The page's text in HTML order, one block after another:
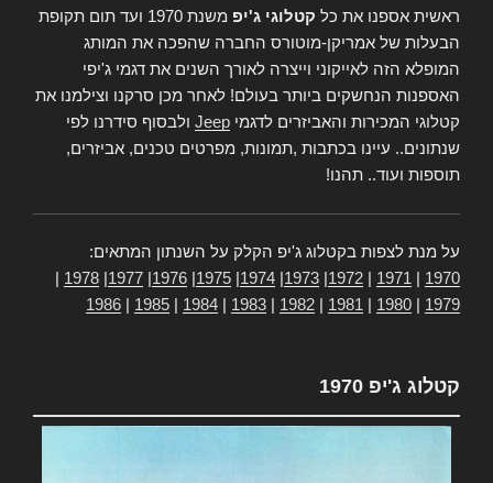
ראשית אספנו את כל קטלוגי ג'יפ
משנת 1970 ועד תום תקופת
הבעלות של אמריקן-מוטורס החברה שהפכה את המותג
המופלא הזה לאייקוני וייצרה לאורך השנים את דגמי ג'יפי
האספנות הנחשקים ביותר בעולם! לאחר מכן סרקנו וצילמנו את
קטלוגי המכירות והאביזרים לדגמי Jeep ולבסוף סידרנו לפי
שנתונים.. עיינו בכתבות ,תמונות, מפרטים טכנים, אביזרים,
תוספות ועוד.. תהנו!
על מנת לצפות בקטלוג ג'יפ הקלק על השנתון המתאים:
1970
1971
1972
1973
1974
1975
1976
1977
1978
1979
1980
1981
1982
1983
1984
1985
1986
קטלוג ג'יפ 1970